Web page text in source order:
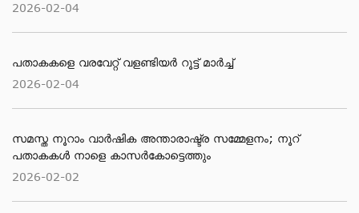
2026-02-04
പതാകകളെ വരവേറ്റ് വളണ്ടിയർ റൂട്ട് മാർച്ച്
2026-02-04
സമസ്ത നൂറാം വാര്‍ഷിക അന്താരാഷ്ട്ര സമ്മേളനം; നൂറ്
പതാകകള്‍ നാളെ കാസര്‍കോട്ടെത്തും
2026-02-02